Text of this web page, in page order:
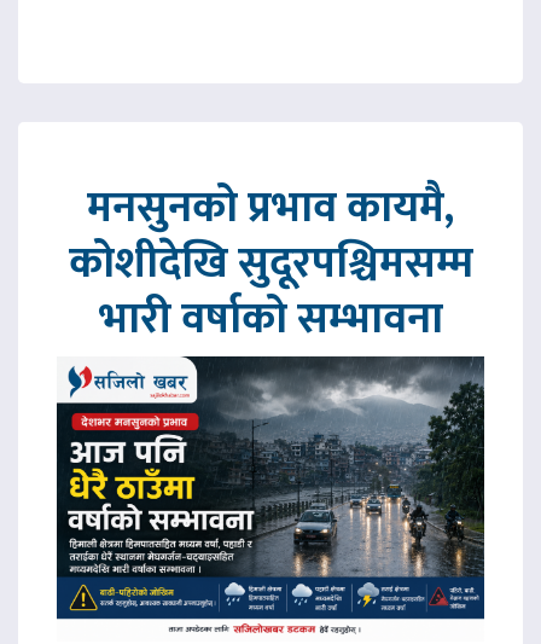
मनसुनको प्रभाव कायमै,
कोशीदेखि सुदूरपश्चिमसम्म
भारी वर्षाको सम्भावना